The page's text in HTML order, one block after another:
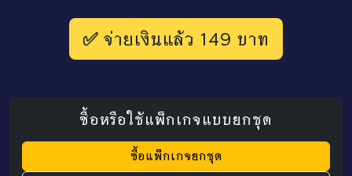
✅ จ่ายเงินแล้ว 149 บาท
ซื้อหรือใช้แพ็กเกจแบบยกชุด
ซื้อแพ็กเกจยกชุด